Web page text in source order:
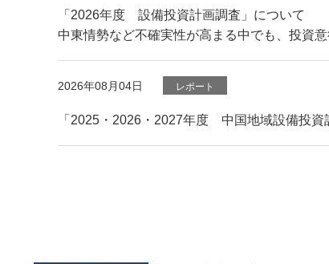
「2026年度 設備投資計画調査」について
中東情勢など不確実性が高まる中でも、投資
2026年08月04日 レポート
「2025・2026・2027年度 中国地域設備投資